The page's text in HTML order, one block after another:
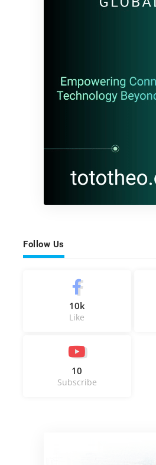
Follow Us
10k
Like
10
Subscribe